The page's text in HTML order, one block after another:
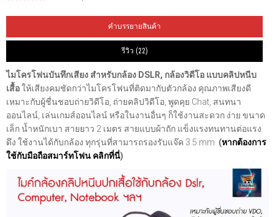
คำบรรยายสินค้า
รีวิว (22)
ไมโครโฟนบันทึกเสียง สำหรับกล้อง DSLR, กล้องวิดีโอ แบบคลิปหนีบ
เสื้อให้เสียงคมชัดกว่าไมโครโฟนที่ติดมากับตัวกล้อง คุณภาพเสียงดี
เหมาะกับผู้ชื่นชอบถ่ายวิดีโอ, ถ่ายคลิปวิดีโอ, พูดคุย Chat, สนทนา
ออนไลน์, เล่นเกมส์ออนไลน์ หรือในงานอื่นๆ ก็ใช้งานสะดวก ง่าย ขนาด
เล็ก น้ำหนักเบา สายยาว 2 เมตร สายแบบผ้าถัก แข็งแรงทนทานต่อแรง
ดึง ใช้งานได้กับกล้อง ทุกรุ่นที่สามารถรองรับแจ๊ค 3.5 mm (หากต้องการ
ใช้กับมือถือสมาร์ทโฟน คลิกที่นี่)